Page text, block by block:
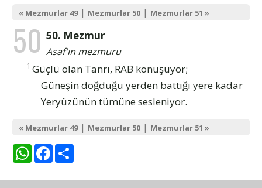
« Mezmurlar 49| Mezmurlar 50 | Mezmurlar 51 »
50 50. Mezmur
Asaf'ın mezmuru
1 Güçlü olan Tanrı, RAB konuşuyor;
Güneşin doğduğu yerden battığı yere kadar
Yeryüzünün tümüne sesleniyor.
« Mezmurlar 49| Mezmurlar 50 | Mezmurlar 51 »
WhatsAppFacebook